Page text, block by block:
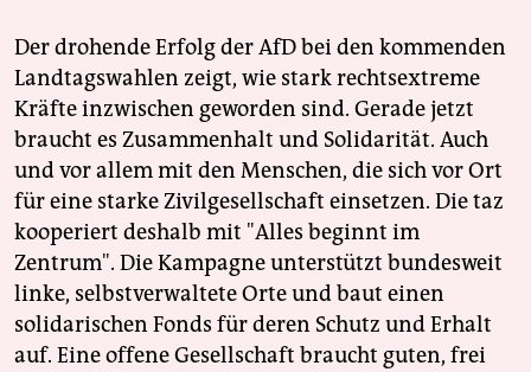
Der drohende Erfolg der AfD bei den kommenden
Landtagswahlen zeigt, wie stark rechtsextreme
Kräfte inzwischen geworden sind. Gerade jetzt
braucht es Zusammenhalt und Solidarität. Auch
und vor allem mit den Menschen, die sich vor Ort
für eine starke Zivilgesellschaft einsetzen. Die taz
kooperiert deshalb mit "Alles beginnt im
Zentrum". Die Kampagne unterstützt bundesweit
linke, selbstverwaltete Orte und baut einen
solidarischen Fonds für deren Schutz und Erhalt
auf. Eine offene Gesellschaft braucht guten, frei